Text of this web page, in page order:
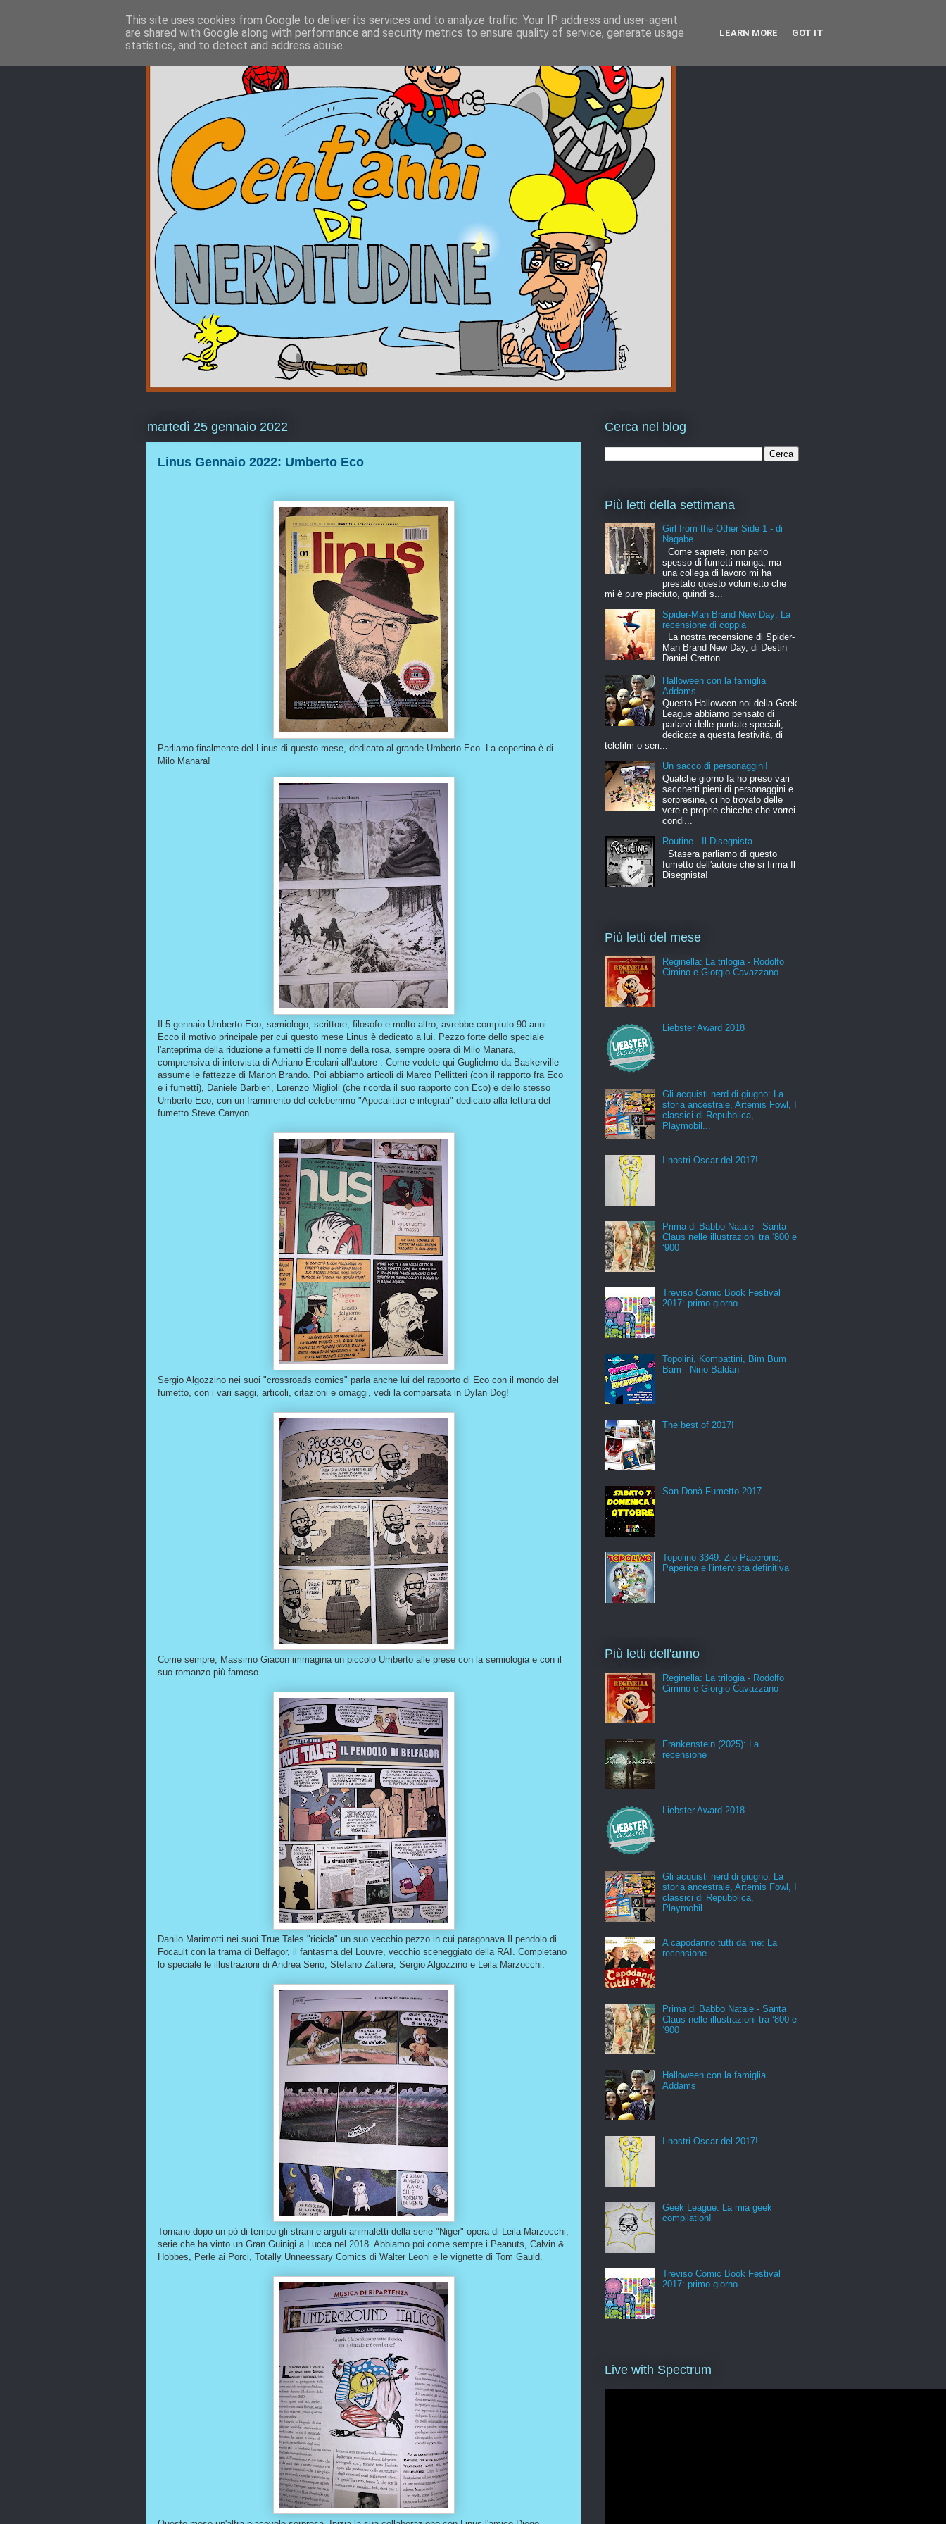
martedì 25 gennaio 2022
Linus Gennaio 2022: Umberto Eco
Parliamo finalmente del Linus di questo mese, dedicato al grande Umberto Eco. La copertina è di
Milo Manara!
Il 5 gennaio Umberto Eco, semiologo, scrittore, filosofo e molto altro, avrebbe compiuto 90 anni.
Ecco il motivo principale per cui questo mese Linus è dedicato a lui. Pezzo forte dello speciale
l'anteprima della riduzione a fumetti de Il nome della rosa, sempre opera di Milo Manara,
comprensiva di intervista di Adriano Ercolani all'autore . Come vedete qui Guglielmo da Baskerville
assume le fattezze di Marlon Brando. Poi abbiamo articoli di Marco Pellitteri (con il rapporto fra Eco
e i fumetti), Daniele Barbieri, Lorenzo Miglioli (che ricorda il suo rapporto con Eco) e dello stesso
Umberto Eco, con un frammento del celeberrimo "Apocalittici e integrati" dedicato alla lettura del
fumetto Steve Canyon.
Sergio Algozzino nei suoi "crossroads comics" parla anche lui del rapporto di Eco con il mondo del
fumetto, con i vari saggi, articoli, citazioni e omaggi, vedi la comparsata in Dylan Dog!
Come sempre, Massimo Giacon immagina un piccolo Umberto alle prese con la semiologia e con il
suo romanzo più famoso.
Danilo Marimotti nei suoi True Tales "ricicla" un suo vecchio pezzo in cui paragonava Il pendolo di
Focault con la trama di Belfagor, il fantasma del Louvre, vecchio sceneggiato della RAI. Completano
lo speciale le illustrazioni di Andrea Serio, Stefano Zattera, Sergio Algozzino e Leila Marzocchi.
Tornano dopo un pò di tempo gli strani e arguti animaletti della serie "Niger" opera di Leila Marzocchi,
serie che ha vinto un Gran Guinigi a Lucca nel 2018. Abbiamo poi come sempre i Peanuts, Calvin &
Hobbes, Perle ai Porci, Totally Unneessary Comics di Walter Leoni e le vignette di Tom Gauld.
Cerca nel blog
Più letti della settimana
Girl from the Other Side 1 - di
Nagabe
Come saprete, non parlo
spesso di fumetti manga, ma
una collega di lavoro mi ha
prestato questo volumetto che
mi è pure piaciuto, quindi s...
Spider-Man Brand New Day: La
recensione di coppia
La nostra recensione di Spider-
Man Brand New Day, di Destin
Daniel Cretton
Halloween con la famiglia
Addams
Questo Halloween noi della Geek
League abbiamo pensato di
parlarvi delle puntate speciali,
dedicate a questa festività, di
telefilm o seri...
Un sacco di personaggini!
Qualche giorno fa ho preso vari
sacchetti pieni di personaggini e
sorpresine, ci ho trovato delle
vere e proprie chicche che vorrei
condi...
Routine - Il Disegnista
Stasera parliamo di questo
fumetto dell'autore che si firma Il
Disegnista!
Più letti del mese
Reginella: La trilogia - Rodolfo
Cimino e Giorgio Cavazzano
Liebster Award 2018
Gli acquisti nerd di giugno: La
storia ancestrale, Artemis Fowl, I
classici di Repubblica,
Playmobil...
I nostri Oscar del 2017!
Prima di Babbo Natale - Santa
Claus nelle illustrazioni tra ‘800 e
‘900
Treviso Comic Book Festival
2017: primo giorno
Topolini, Kombattini, Bim Bum
Bam - Nino Baldan
The best of 2017!
San Donà Fumetto 2017
Topolino 3349: Zio Paperone,
Paperica e l'intervista definitiva
Più letti dell'anno
Reginella: La trilogia - Rodolfo
Cimino e Giorgio Cavazzano
Frankenstein (2025): La
recensione
Liebster Award 2018
Gli acquisti nerd di giugno: La
storia ancestrale, Artemis Fowl, I
classici di Repubblica,
Playmobil...
A capodanno tutti da me: La
recensione
Prima di Babbo Natale - Santa
Claus nelle illustrazioni tra ‘800 e
‘900
Halloween con la famiglia
Addams
I nostri Oscar del 2017!
Geek League: La mia geek
compilation!
Treviso Comic Book Festival
2017: primo giorno
Live with Spectrum
This site uses cookies from Google to deliver its services and to analyze traffic. Your IP address and user-agent
are shared with Google along with performance and security metrics to ensure quality of service, generate usage
statistics, and to detect and address abuse.
LEARN MORE GOT IT